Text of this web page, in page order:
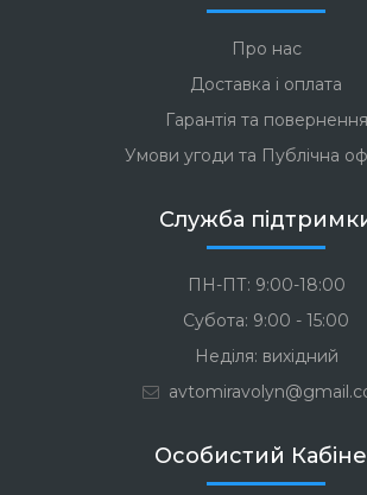
Про нас
Доставка і оплата
Гарантія та повернення
Умови угоди та Публічна
Служба
ПН-ПТ: 9:00-18:00
Субота: 9:00 - 15:00
Неділя: вихідний
Особистий